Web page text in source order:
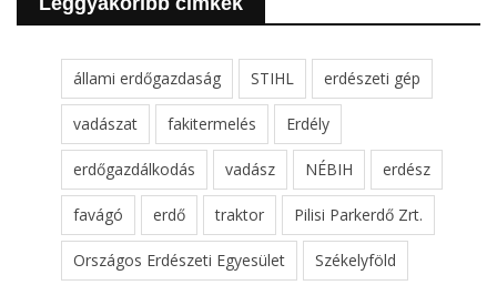
állami erdőgazdaság STIHL erdészeti gép
vadászat fakitermelés Erdély
erdőgazdálkodás vadász NÉBIH erdész
favágó erdő traktor Pilisi Parkerdő Zrt.
Országos Erdészeti Egyesület Székelyföld